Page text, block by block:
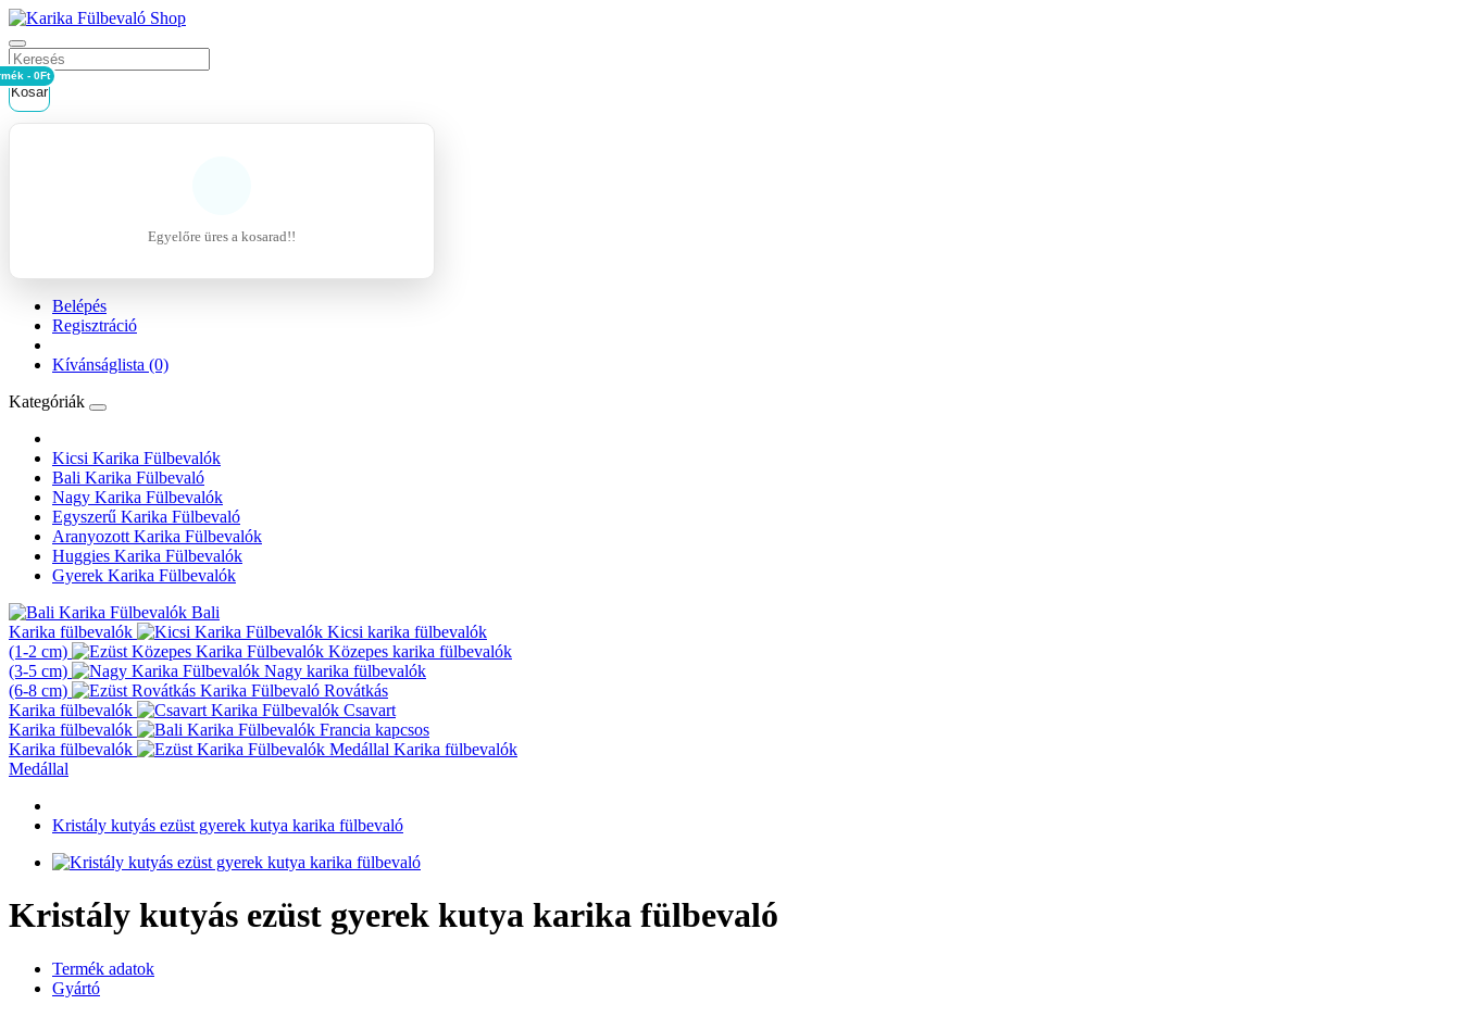
Kosár
- 0Ft
Egyelőre üres a kosarad!!
Belépés
Regisztráció
Kívánságlista (0)
Kategóriák
Kicsi Karika Fülbevalók
Bali Karika Fülbevaló
Nagy Karika Fülbevalók
Egyszerű Karika Fülbevaló
Aranyozott Karika Fülbevalók
Huggies Karika Fülbevalók
Gyerek Karika Fülbevalók
Bali
Karika fülbevalók
Kicsi karika fülbevalók
(1-2 cm)
Közepes karika fülbevalók
(3-5 cm)
Nagy karika fülbevalók
(6-8 cm)
Rovátkás
Karika fülbevalók
Csavart
Karika fülbevalók
Francia kapcsos
Karika fülbevalók
Karika fülbevalók
Medállal
Kristály kutyás ezüst gyerek kutya karika fülbevaló
Kristály kutyás ezüst gyerek kutya karika fülbevaló
Termék adatok
Gyártó